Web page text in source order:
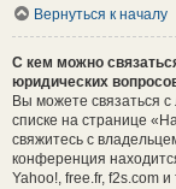
Вернуться к началу
С кем можно
юридических
Вы можете связаться
списке на странице
свяжитесь с
конференция
Yahoo!, free.fr, f2s.com